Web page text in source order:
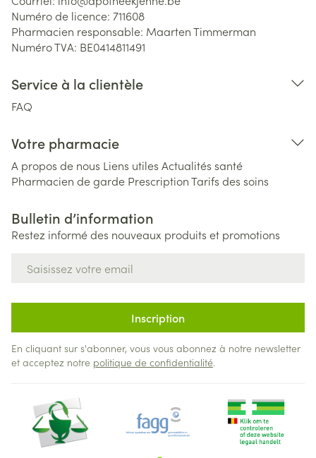
Numéro de licence: 711608
Pharmacien responsable: Maarten Timmerman
Numéro TVA: BE0414811491
Service à la clientèle
FAQ
Votre pharmacie
A propos de nous Liens utiles Actualités santé
Pharmacien de garde PrescriptionTarifs des soins
Bulletin d’information
Restez informé des nouveaux produits et promotions
Inscription
En cliquant sur s'abonner, vous vous abonnez à notre newsletter
et acceptez notre politique de confidentialité.